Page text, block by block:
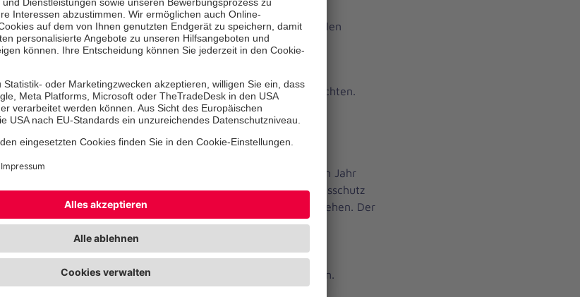
Bevölkerungsschutz der Johanniter-Akademie
Niedersachsen/Bremen wird aufgrund der aktuellen
Pandemieentwicklung abgesagt.
Fortbildungsveranstaltung im Dezember zu verzichten.
Wir planen, die Veranstaltung im Frühjahr 2022
nachzuholen“, sagt Akademieleiter Dipl.-
Gesundheitslehrer Kersten Enke.
Das 5. Forum Bevölkerungsschutz sollte in diesem Jahr
unter dem Aspekt „Gesundheitlicher Bevölkerungsschutz
im Einsatz – Starkregenkatastrophe im Ahrtal“ stehen. Der
Themenrahmen sollte die Gelegenheit zur
Nachbetrachtung des Einsatzes, für einen
Erfahrungsaustausch und nicht zuletzt für
Schlussfolgerungen für zukünftige Einsätze bieten.